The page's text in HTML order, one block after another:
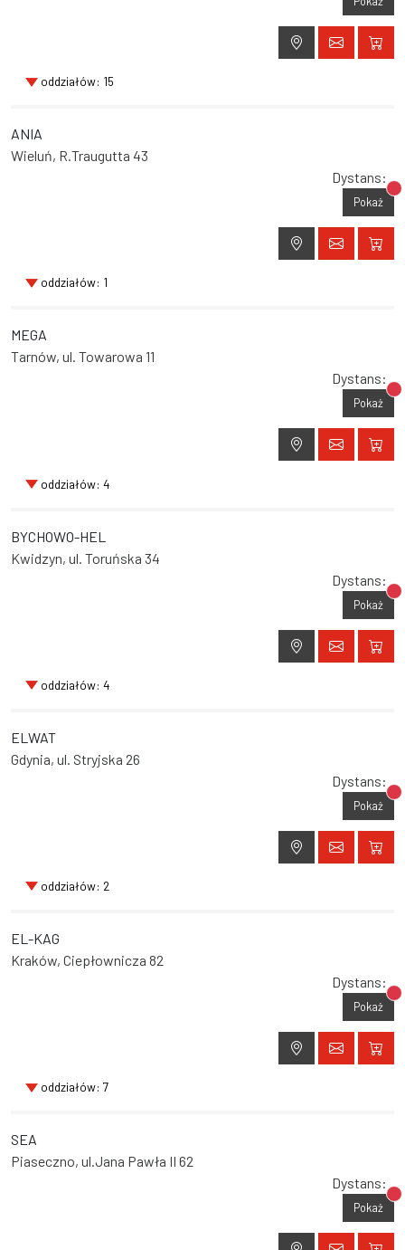
oddziałów: 15
ANIA
Wieluń, R.Traugutta 43
Dystans:
Pokaż
oddziałów: 1
MEGA
Tarnów, ul. Towarowa 11
Dystans:
Pokaż
oddziałów: 4
BYCHOWO-HEL
Kwidzyn, ul. Toruńska 34
Dystans:
Pokaż
oddziałów: 4
ELWAT
Gdynia, ul. Stryjska 26
Dystans:
Pokaż
oddziałów: 2
EL-KAG
Kraków, Ciepłownicza 82
Dystans:
Pokaż
oddziałów: 7
SEA
Piaseczno, ul.Jana Pawła II 62
Dystans:
Pokaż